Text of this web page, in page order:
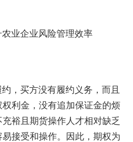
业企业风险管理效率
，买方没有履约义务，而且
利金，没有追加保证金的烦
裕且期货操作人才相对缺乏
接受和操作。因此，期权为